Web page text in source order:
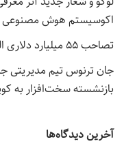
اکوسیستم هوش مصنوعی
تصاحب ۵۵ میلیارد دلاری الکترونیک آرتز توسط عربستان نهایی شد
جان ترنوس تیم مدیریتی
بازنشسته سخت‌افزار به
آخرین دیدگاه‌ها